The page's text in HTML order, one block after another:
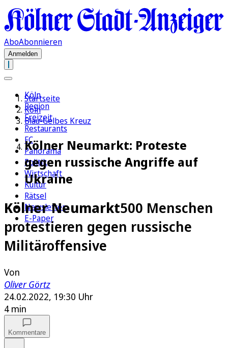
AboAbonnieren
Anmelden
Köln
Region
Freizeit
Restaurants
FC
Panorama
Politik
Wirtschaft
Kultur
Rätsel
Newsletter
E-Paper
Startseite
Köln
Blau-Gelbes Kreuz
Kölner Neumarkt: Proteste
gegen russische Angriffe auf
Ukraine
Kölner Neumarkt500 Menschen
protestieren gegen russische
Militäroffensive
Von
Oliver Görtz
24.02.2022, 19:30 Uhr
4 min
Kommentare